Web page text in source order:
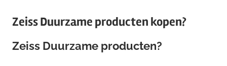
Zeiss Duurzame producten kopen?
Zeiss Duurzame producten?